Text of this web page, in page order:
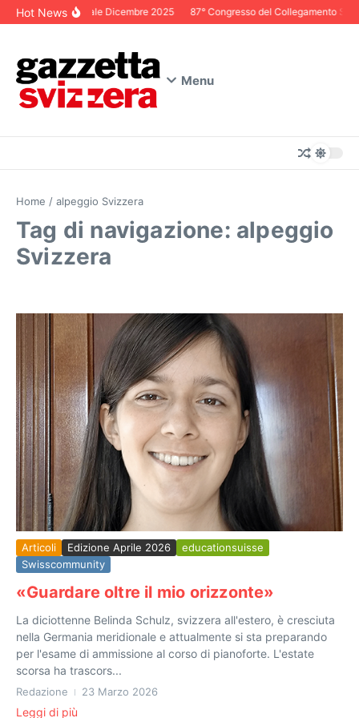
Salta al contenuto
Hot NewsEditoriale Dicembre 2025 87° Congresso del Collegamento
Menu
Home / alpeggio Svizzera
Tag di navigazione: alpeggio
Svizzera
Articoli Edizione Aprile 2026
educationsuisse
Swisscommunity
«Guardare oltre il mio orizzonte»
La diciottenne Belinda Schulz, svizzera all'estero, è cresciuta
nella Germania meridionale e attualmente si sta preparando
per l'esame di ammissione al corso di pianoforte. L'estate
scorsa ha trascors...
Redazione 23 Marzo 2026
Leggi di più